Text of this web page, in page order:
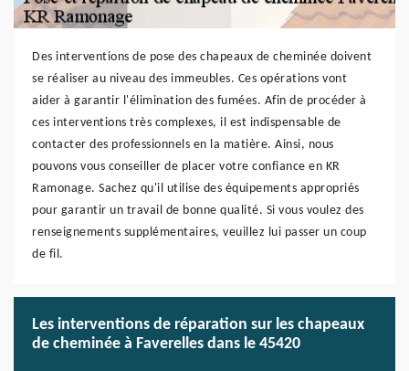
Des interventions de pose des chapeaux de cheminée doivent
se réaliser au niveau des immeubles. Ces opérations vont
aider à garantir l'élimination des fumées. Afin de procéder à
ces interventions très complexes, il est indispensable de
contacter des professionnels en la matière. Ainsi, nous
pouvons vous conseiller de placer votre confiance en KR
Ramonage. Sachez qu'il utilise des équipements appropriés
pour garantir un travail de bonne qualité. Si vous voulez des
renseignements supplémentaires, veuillez lui passer un coup
de fil.
Les interventions de réparation sur les chapeaux
de cheminée à Faverelles dans le 45420